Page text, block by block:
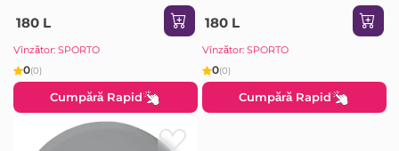
180 L
Vînzător: SPORTO
0(0)
Cumpără Rapid
180 L
Vînzător: SPORTO
0(0)
Cumpără Rapid